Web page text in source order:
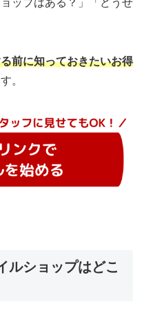
ップはある？」「どうせ
前に知っておきたいお得
。
ルショップはどこ